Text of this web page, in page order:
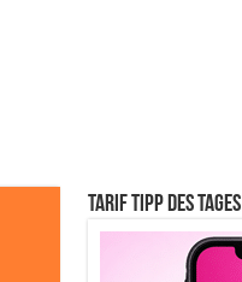
Tarif Tipp des Tages